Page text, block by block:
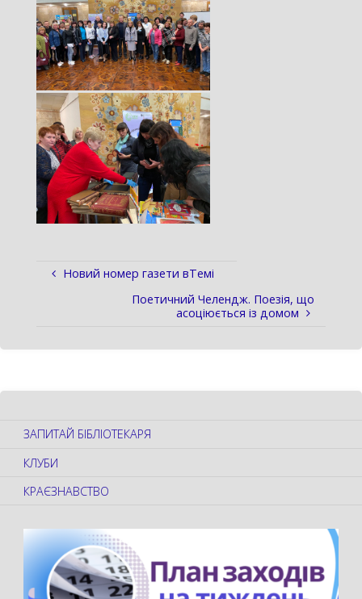
Новий номер газети вТемі
Поетичний Челендж. Поезія, що
асоціюється із домом
ЗАПИТАЙ БІБЛІОТЕКАРЯ
КЛУБИ
КРАЄЗНАВСТВО